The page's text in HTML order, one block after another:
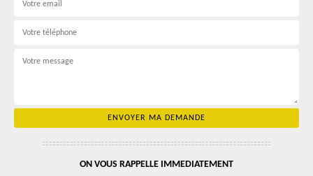
ON VOUS RAPPELLE IMMEDIATEMENT